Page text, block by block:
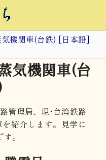
機関車(台鉄) [日本語]
気機関車(台
管理局、現･台湾鉄路
紹介します。見学に
。